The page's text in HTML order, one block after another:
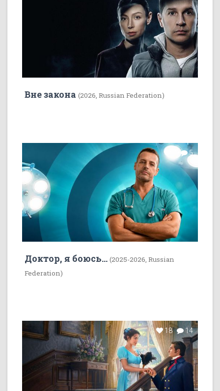
Вне закона (2026, Russian Federation)
7 5
Доктор, я боюсь... (2025-2026, Russian
Federation)
18 14